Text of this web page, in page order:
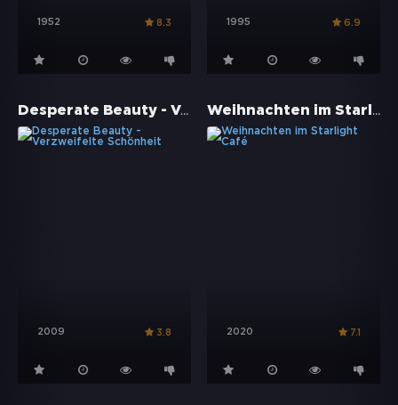
1952 8.3 1995 6.9
Desperate Beauty - Verzweifelte Schönheit
2009 3.8
Weihnachten im Starlight Café
2020 7.1